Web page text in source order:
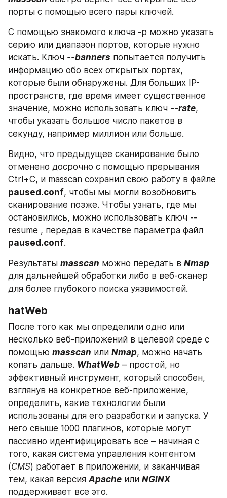
порты с помощью всего пары ключей.
С помощью знакомого ключа -p можно указать
серию или диапазон портов, которые нужно
искать. Ключ --banners попытается получить
информацию обо всех открытых портах,
которые были обнаружены. Для больших IP-
пространств, где время имеет существенное
значение, можно использовать ключ --rate,
чтобы указать большое число пакетов в
секунду, например миллион или больше.
Видно, что предыдущее сканирование было
отменено досрочно с помощью прерывания
paused.conf, чтобы мы могли возобновить
сканирование позже. Чтобы узнать, где мы
остановились, можно использовать ключ --
paused.conf.
Результаты masscan можно передать в Nmap
для дальнейшей обработки либо в веб-сканер
для более глубокого поиска уязвимостей.
hatWeb
После того как мы определили одно или
несколько веб-приложений в целевой среде с
помощью masscan или Nmap, можно начать
копать дальше. WhatWeb – простой, но
эффективный инструмент, который способен,
взглянув на конкретное веб-приложение,
определить, какие технологии были
использованы для его разработки и запуска. У
него свыше 1000 плагинов, которые могут
пассивно идентифицировать все – начиная с
того, какая система управления контентом
(CMS) работает в приложении, и заканчивая
тем, какая версия Apache или NGINX
поддерживает все это.